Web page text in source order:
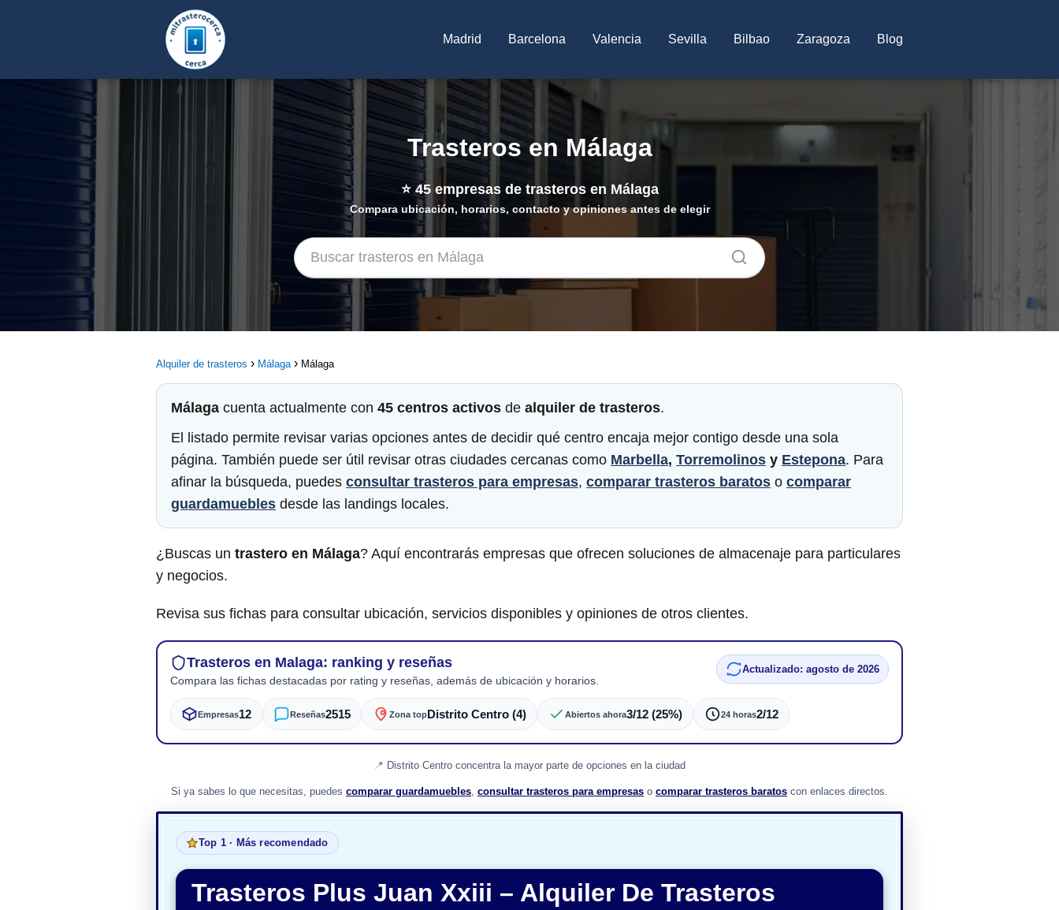
Madrid Barcelona Valencia Sevilla Bilbao Zaragoza Blog
Trasteros en Málaga
⭐ 45empresas de trasteros en Málaga
Compara ubicación, horarios, contacto y opiniones antes de elegir
Alquiler de trasteros Málaga Málaga
Málaga cuenta actualmente con 45 centros activos de alquiler de trasteros.
El listado permite revisar varias opciones antes de decidir qué centro encaja mejor contigo desde una sola
página. También puede ser útil revisar otras ciudades cercanas como Marbella, Torremolinos y Estepona. Para
afinar la búsqueda, puedes consultar trasteros para empresas, comparar trasteros baratos o comparar
guardamuebles desde las landings locales.
¿Buscas un trastero en Málaga? Aquí encontrarás empresas que ofrecen soluciones de almacenaje para particulares
y negocios.
Revisa sus fichas para consultar ubicación, servicios disponibles y opiniones de otros clientes.
Trasteros en Malaga: ranking y reseñas
Compara las fichas destacadas por rating y reseñas, además de ubicación y horarios.
Actualizado: agosto de 2026
Empresas12 Reseñas2515 Zona topDistrito Centro (4) Abiertos ahora3/12 (25%) 24 horas2/12
Distrito Centro concentra la mayor parte de opciones en la ciudad
Si ya sabes lo que necesitas, puedes comparar guardamuebles, consultar trasteros para empresas o comparar trasteros baratos con enlaces directos.
Top 1 · Más recomendado
Trasteros Plus Juan Xxiii – Alquiler De Trasteros